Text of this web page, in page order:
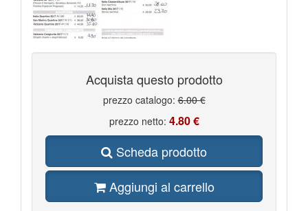
Acquista questo prodotto
prezzo catalogo:6.00 €
prezzo netto: 4.80 €
Scheda prodotto
Aggiungi al carrello